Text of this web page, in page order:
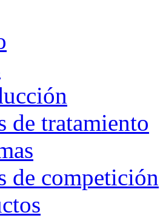
de tratamiento
de competición